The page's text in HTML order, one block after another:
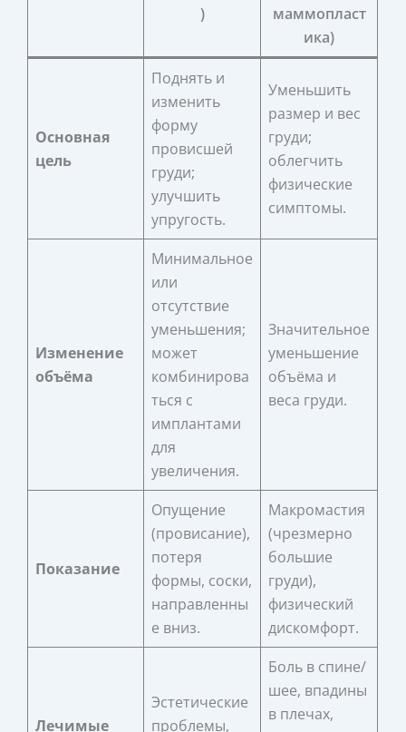
)
маммопласт
ика)
Основная
цель
Поднять и
изменить
форму
провисшей
груди;
улучшить
упругость.
Уменьшить
размер и вес
груди;
облегчить
физические
симптомы.
Изменение
объёма
Минимальное
или
отсутствие
уменьшения;
может
комбинирова
ться с
имплантами
для
увеличения.
Значительное
уменьшение
объёма и
веса груди.
Показание
Опущение
(провисание),
потеря
формы, соски,
направленны
е вниз.
Макромастия
(чрезмерно
большие
груди),
физический
дискомфорт.
Лечимые
Эстетические
проблемы,
Боль в спине/
шее, впадины
в плечах,